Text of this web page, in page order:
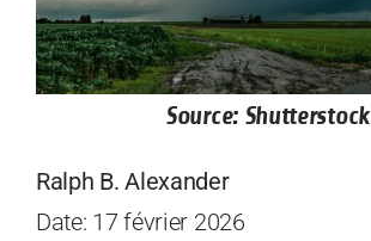
Source: Shutterstock
Ralph B. Alexander
Date: 17 février 2026